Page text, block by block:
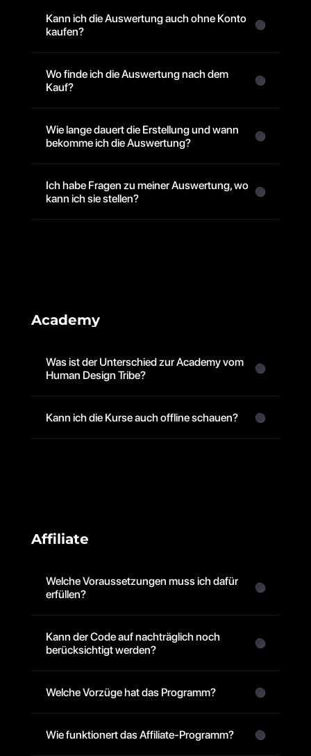
Kann ich die Auswertung auch ohne Konto
kaufen?
Wo finde ich die Auswertung nach dem
Kauf?
Wie lange dauert die Erstellung und wann
bekomme ich die Auswertung?
Ich habe Fragen zu meiner Auswertung, wo
kann ich sie stellen?
Academy
Was ist der Unterschied zur Academy vom
Human Design Tribe?
Kann ich die Kurse auch offline schauen?
Affiliate
Welche Voraussetzungen muss ich dafür
erfüllen?
Kann der Code auf nachträglich noch
berücksichtigt werden?
Welche Vorzüge hat das Programm?
Wie funktionert das Affiliate-Programm?